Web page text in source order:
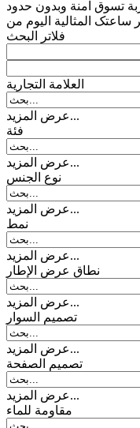
فلاتر البحث
العلامة التجارية
عرض المزيد...
فئة
عرض المزيد...
نوع الجنس
عرض المزيد...
نمط
عرض المزيد...
نطاق عرض الإطار
عرض المزيد...
تصمیم السوار
عرض المزيد...
تصميم الصفحة
عرض المزيد...
مقاومة للماء